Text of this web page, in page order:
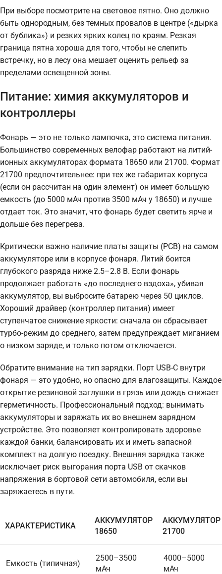
При выборе посмотрите на световое пятно. Оно должно
быть однородным, без темных провалов в центре («дырка
от бублика») и резких ярких колец по краям. Резкая
граница пятна хороша для того, чтобы не слепить
встречку, но в лесу она мешает оценить рельеф за
пределами освещенной зоны.
Питание: химия аккумуляторов и
контроллеры
Фонарь — это не только лампочка, это система питания.
Большинство современных велофар работают на литий-
ионных аккумуляторах формата 18650 или 21700. Формат
21700 предпочтительнее: при тех же габаритах корпуса
(если он рассчитан на один элемент) он имеет большую
емкость (до 5000 мАч против 3500 мАч у 18650) и лучше
отдает ток. Это значит, что фонарь будет светить ярче и
дольше без перегрева.
Критически важно наличие платы защиты (PCB) на самом
аккумуляторе или в корпусе фонаря. Литий боится
глубокого разряда ниже 2.5–2.8 В. Если фонарь
продолжает работать «до последнего вздоха», убивая
аккумулятор, вы выбросите батарею через 50 циклов.
Хороший драйвер (контроллер питания) имеет
ступенчатое снижение яркости: сначала он сбрасывает
турбо-режим до среднего, затем предупреждает миганием
о низком заряде, и только потом отключается.
Обратите внимание на тип зарядки. Порт USB-C внутри
фонаря — это удобно, но опасно для влагозащиты. Каждое
открытие резиновой заглушки в грязь или дождь снижает
герметичность. Профессиональный подход: вынимать
аккумуляторы и заряжать их во внешнем зарядном
устройстве. Это позволяет контролировать здоровье
каждой банки, балансировать их и иметь запасной
комплект на долгую поездку. Внешняя зарядка также
исключает риск выгорания порта USB от скачков
напряжения в бортовой сети автомобиля, если вы
заряжаетесь в пути.
ХАРАКТЕРИСТИКА
АККУМУЛЯТОР
18650
АККУМУЛЯТОР
21700
Емкость (типичная)
2500–3500
мАч
4000–5000
мАч